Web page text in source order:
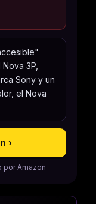
3P,
Sony y un
el Nova
›
por Amazon